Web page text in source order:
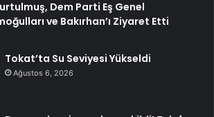
Dem Parti Eş Genel
ve Bakırhan’ı Ziyaret Etti
Tokat’ta Su Seviyesi Yükseldi
Ağustos 6, 2026